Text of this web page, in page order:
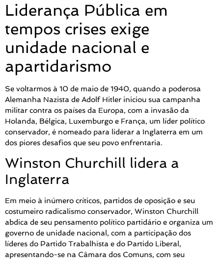
Liderança Pública em
tempos crises exige
unidade nacional e
apartidarismo
Se voltarmos à 10 de maio de 1940, quando a poderosa
Alemanha Nazista de Adolf Hitler iniciou sua campanha
militar contra os países da Europa, com a invasão da
Holanda, Bélgica, Luxemburgo e França, um líder político
conservador, é nomeado para liderar a Inglaterra em um
dos piores desafios que seu povo enfrentaria.
Winston Churchill lidera a
Inglaterra
Em meio à inúmero críticos, partidos de oposição e seu
costumeiro radicalismo conservador, Winston Churchill
abdica de seu pensamento político partidário e organiza um
governo de unidade nacional, com a participação dos
líderes do Partido Trabalhista e do Partido Liberal,
apresentando-se na Câmara dos Comuns, com seu